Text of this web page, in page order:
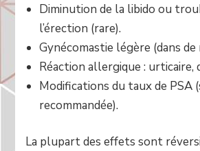
Diminution de la libido ou
l’érection (rare).
Gynécomastie légère (dans de
Réaction allergique : urticaire,
Modifications du taux de PSA
recommandée).
La plupart des effets sont